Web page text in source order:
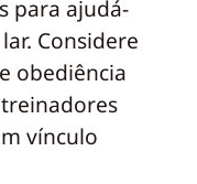
para ajudá-
Considere
obediência
vínculo